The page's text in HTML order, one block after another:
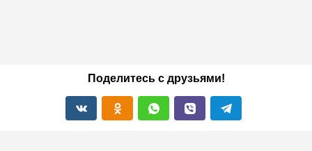
Поделитесь с друзьями!